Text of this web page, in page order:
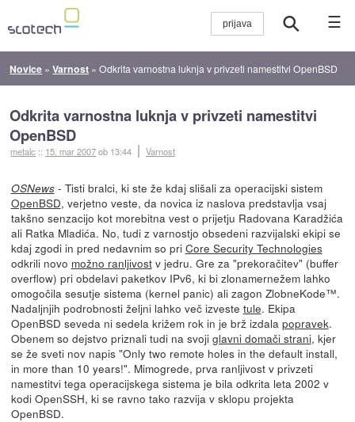
☰
Novice »Varnost »Odkrita varnostna luknja v privzeti namestitvi OpenBSD
Odkrita varnostna luknja v privzeti namestitvi
OpenBSD
metalc :: 15. mar 2007ob 13:44 Varnost
OSNews- Tisti bralci, ki ste že kdaj slišali za operacijski sistem
OpenBSD, verjetno veste, da novica iz naslova predstavlja vsaj
takšno senzacijo kot morebitna vest o prijetju Radovana Karadžića
ali Ratka Mladića. No, tudi z varnostjo obsedeni razvijalski ekipi se
kdaj zgodi in pred nedavnim so pri Core Security Technologies
odkrili novo možno ranljivostv jedru. Gre za "prekoračitev" (buffer
overflow) pri obdelavi paketkov IPv6, ki bi zlonamernežem lahko
omogočila sesutje sistema (kernel panic) ali zagon ZlobneKode™.
Nadaljnjih podrobnosti željni lahko več izveste tule. Ekipa
OpenBSD seveda ni sedela križem rok in je brž izdala popravek.
Obenem so dejstvo priznali tudi na svoji glavni domači strani, kjer
se že sveti nov napis "Only two remote holes in the default install,
in more than 10 years!". Mimogrede, prva ranljivost v privzeti
namestitvi tega operacijskega sistema je bila odkrita leta 2002 v
kodi OpenSSH, ki se ravno tako razvija v sklopu projekta
OpenBSD.